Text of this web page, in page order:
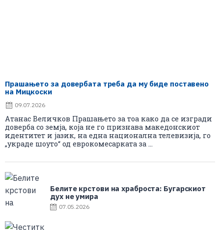
Прашањето за довербата треба да му биде поставено
на Мицкоски
09.07.2026
Атанас Величков Прашањето за тоа како да се изгради
доверба со земја, која не го признава македонскиот
идентитет и јазик, на една национална телевизија, го
„украде шоуто“ од еврокомесарката за ...
Белите крстови на храброста: Бугарскиот
дух не умира
07.05.2026